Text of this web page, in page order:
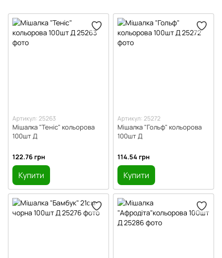
Артикул: 25263
Мішалка "Теніс" кольорова
100шт Д
122.76 грн
Купити
Артикул: 25272
Мішалка "Гольф" кольорова
100шт Д
114.54 грн
Купити